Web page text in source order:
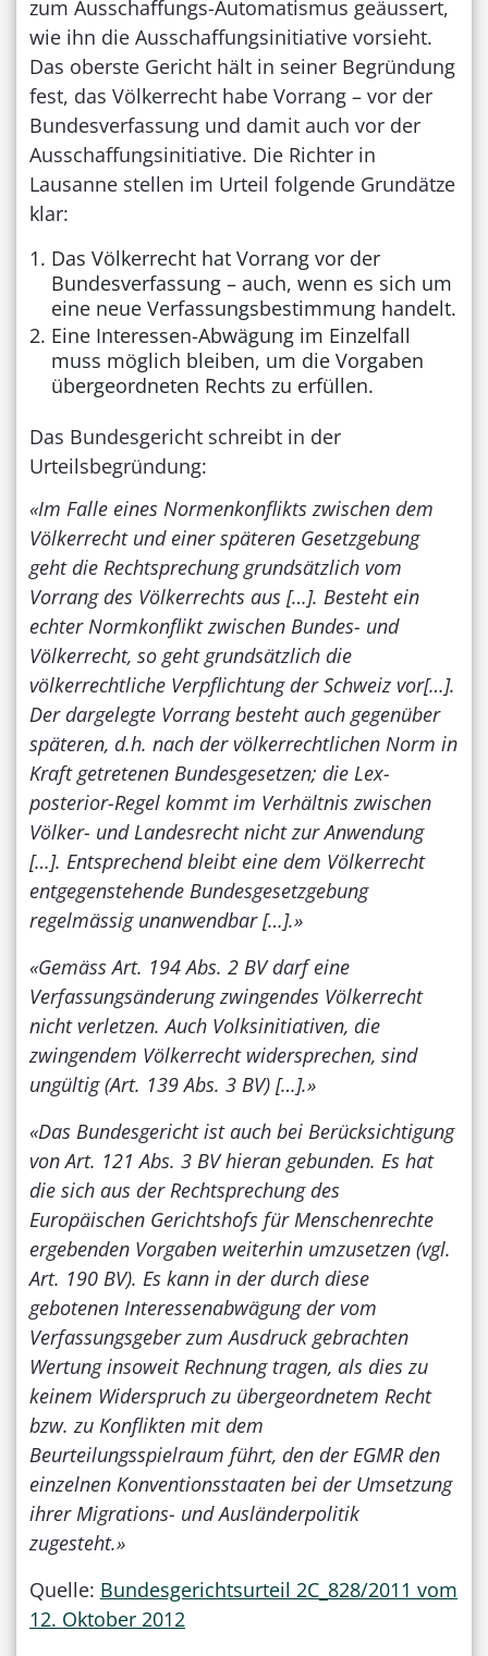
zum Ausschaffungs-Automatismus geäussert,
wie ihn die Ausschaffungsinitiative vorsieht.
Das oberste Gericht hält in seiner Begründung
fest, das Völkerrecht habe Vorrang – vor der
Bundesverfassung und damit auch vor der
Ausschaffungsinitiative. Die Richter in
Lausanne stellen im Urteil folgende Grundätze
klar:
Das Völkerrecht hat Vorrang vor der
Bundesverfassung – auch, wenn es sich um
eine neue Verfassungsbestimmung handelt.
Eine Interessen-Abwägung im Einzelfall
muss möglich bleiben, um die Vorgaben
übergeordneten Rechts zu erfüllen.
Das Bundesgericht schreibt in der
Urteilsbegründung:
«Im Falle eines Normenkonflikts zwischen dem
Völkerrecht und einer späteren Gesetzgebung
geht die Rechtsprechung grundsätzlich vom
Vorrang des Völkerrechts aus […]. Besteht ein
echter Normkonflikt zwischen Bundes- und
Völkerrecht, so geht grundsätzlich die
völkerrechtliche Verpflichtung der Schweiz vor[…].
Der dargelegte Vorrang besteht auch gegenüber
späteren, d.h. nach der völkerrechtlichen Norm in
Kraft getretenen Bundesgesetzen; die Lex-
posterior-Regel kommt im Verhältnis zwischen
Völker- und Landesrecht nicht zur Anwendung
[…]. Entsprechend bleibt eine dem Völkerrecht
entgegenstehende Bundesgesetzgebung
regelmässig unanwendbar […].»
«Gemäss Art. 194 Abs. 2 BV darf eine
Verfassungsänderung zwingendes Völkerrecht
nicht verletzen. Auch Volksinitiativen, die
zwingendem Völkerrecht widersprechen, sind
ungültig (Art. 139 Abs. 3 BV) […].»
«Das Bundesgericht ist auch bei Berücksichtigung
von Art. 121 Abs. 3 BV hieran gebunden. Es hat
die sich aus der Rechtsprechung des
Europäischen Gerichtshofs für Menschenrechte
ergebenden Vorgaben weiterhin umzusetzen (vgl.
Art. 190 BV). Es kann in der durch diese
gebotenen Interessenabwägung der vom
Verfassungsgeber zum Ausdruck gebrachten
Wertung insoweit Rechnung tragen, als dies zu
keinem Widerspruch zu übergeordnetem Recht
bzw. zu Konflikten mit dem
Beurteilungsspielraum führt, den der EGMR den
einzelnen Konventionsstaaten bei der Umsetzung
ihrer Migrations- und Ausländerpolitik
zugesteht.»
Quelle: Bundesgerichtsurteil 2C_828/2011 vom
12. Oktober 2012